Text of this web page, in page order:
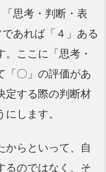
思考・判断・表
あれば「４」ある
ここに「思考・
「〇」の評価があ
定する際の判断材
します。
からといって、自
るのではなく、そ